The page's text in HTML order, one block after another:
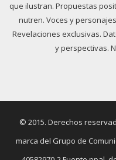
que ilustran. Propuestas
nutren. Voces y
Revelaciones exclusivas.
y perspectivas.
© 2015. Derechos
marca del Grupo de